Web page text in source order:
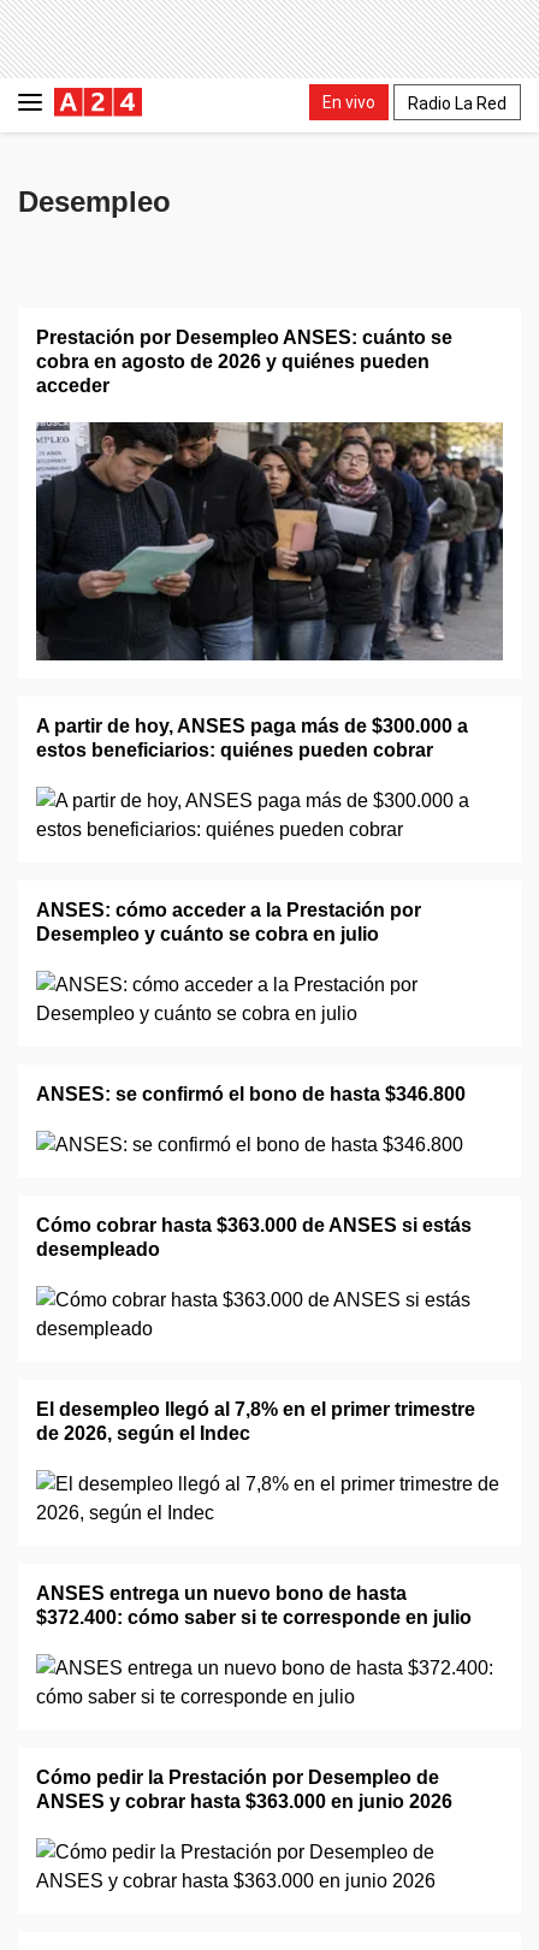
En vivo Radio La Red
Desempleo
Prestación por Desempleo ANSES: cuánto se
cobra en agosto de 2026 y quiénes pueden
acceder
A partir de hoy, ANSES paga más de $300.000 a
estos beneficiarios: quiénes pueden cobrar
ANSES: cómo acceder a la Prestación por
Desempleo y cuánto se cobra en julio
ANSES: se confirmó el bono de hasta $346.800
Cómo cobrar hasta $363.000 de ANSES si estás
desempleado
El desempleo llegó al 7,8% en el primer trimestre
de 2026, según el Indec
ANSES entrega un nuevo bono de hasta
$372.400: cómo saber si te corresponde en julio
Cómo pedir la Prestación por Desempleo de
ANSES y cobrar hasta $363.000 en junio 2026